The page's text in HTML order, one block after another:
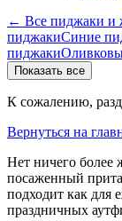
← Все пиджаки и
пиджакиСиние
пиджаки
Показать все
К сожалению,
Вернуться на
Нет ничего более
посаженный
подходит как для
праздничных